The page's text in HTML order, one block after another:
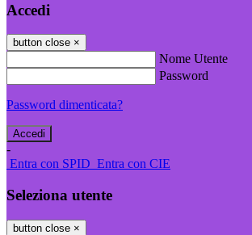
Accedi
button close ×
Nome Utente
Password
Password dimenticata?
-
Entra con SPID Entra con CIE
Seleziona utente
button close ×